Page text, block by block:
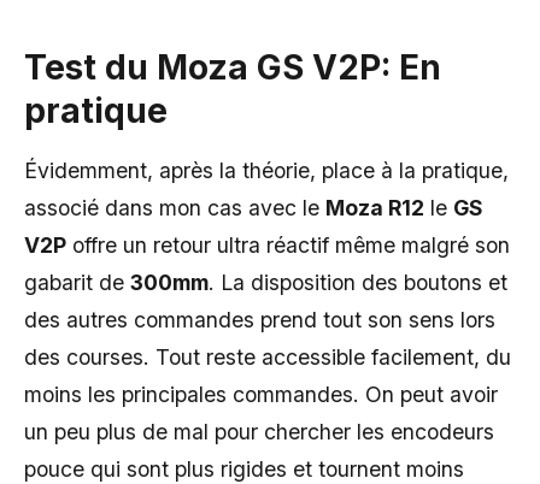
Test du Moza GS V2P: En
pratique
Évidemment, après la théorie, place à la pratique,
associé dans mon cas avec le Moza R12 le GS
V2P offre un retour ultra réactif même malgré son
gabarit de 300mm. La disposition des boutons et
des autres commandes prend tout son sens lors
des courses. Tout reste accessible facilement, du
moins les principales commandes. On peut avoir
un peu plus de mal pour chercher les encodeurs
pouce qui sont plus rigides et tournent moins